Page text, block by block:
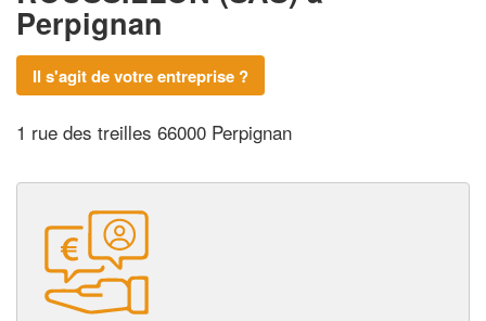
Perpignan
Il s'agit de votre entreprise ?
1 rue des treilles 66000 Perpignan